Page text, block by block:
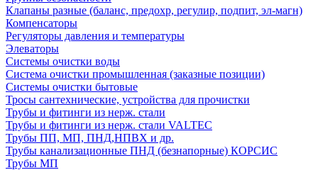
Клапаны разные (баланс, предохр, регулир, подпит, эл-магн)
Компенсаторы
Регуляторы давления и температуры
Элеваторы
Системы очистки воды
Система очистки промышленная (заказные позиции)
Системы очистки бытовые
Тросы сантехнические, устройства для прочистки
Трубы и фитинги из нерж. стали
Трубы и фитинги из нерж. стали VALTEC
Трубы ПП, МП, ПНД,НПВХ и др.
Трубы канализационные ПНД (безнапорные) КОРСИС
Трубы МП